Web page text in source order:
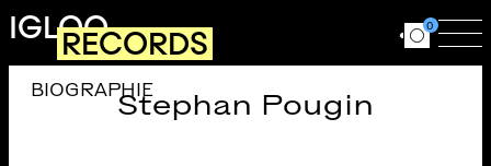
Aller au contenu principal
IGLOORECORDS Ouvrir le
0
Stephan Pougin
BIOGRAPHIE